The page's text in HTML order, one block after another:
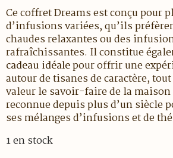
Ce coffret Dreams est conçu pour
d’infusions variées, qu’ils
chaudes relaxantes ou des
rafraîchissantes. Il constitue
cadeau idéalepour offrir une
autour de tisanes de caractère,
valeur le savoir-faire de la
reconnue depuis plus d’un siècle
ses mélanges d’infusions et de
1 en stock